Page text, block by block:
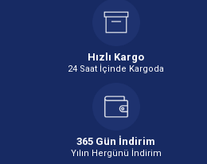
pano fotosu çeşitlerini en düşük
boyunca uyguladığımız indirim
en kısa zamanda size ulaşmasını
ve Neden Kullanılır?
amacı elektrik tesisatlarında
kablo ve bağlantı noktalarının düzenli
pano kutuları kullanılır. Bu kutular
Hızlı Kargo
24 Saat İçinde Kargoda
365 Gün İndirim
Yılın Hergünü İndirim